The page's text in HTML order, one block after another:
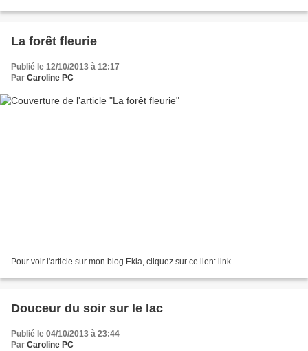
La forêt fleurie
Publié le 12/10/2013 à 12:17
Par Caroline PC
Pour voir l'article sur mon blog Ekla, cliquez sur ce lien: link
Douceur du soir sur le lac
Publié le 04/10/2013 à 23:44
Par Caroline PC